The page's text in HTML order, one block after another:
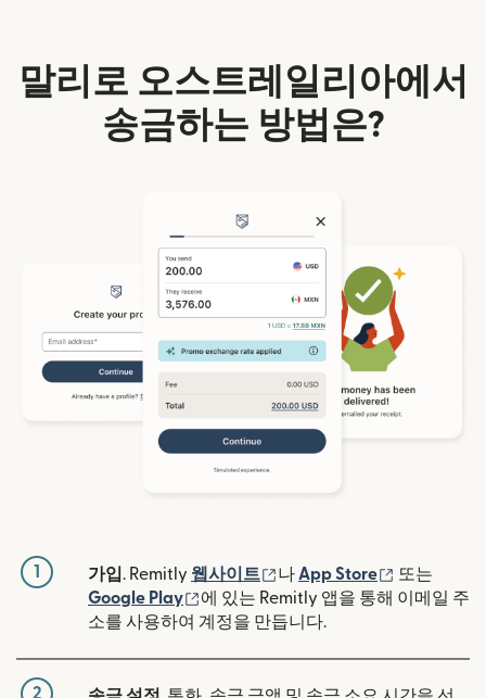
말리로 오스트레일리아에서
송금하는 방법은?
1 가입. Remitly 웹사이트 (새 창에서 열림)
나 App Store (새 창에서
또는
Google Play
(새 창에서 열림)
에 있는 Remitly 앱을 통해 이메일 주
소를 사용하여 계정을 만듭니다.
2